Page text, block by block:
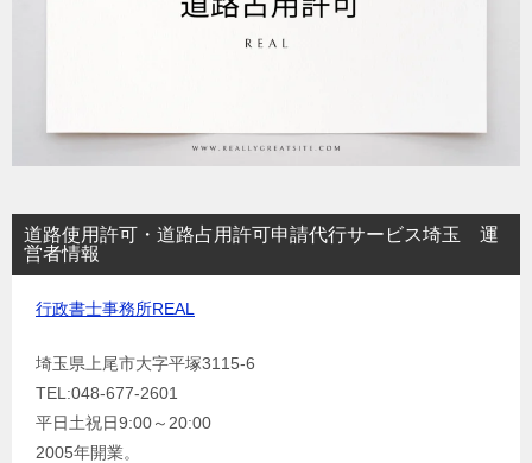
道路使用許可・道路占用許可申請代行サービス埼玉 運
営者情報
行政書士事務所REAL
埼玉県上尾市大字平塚3115-6
TEL:048-677-2601
平日土祝日9:00～20:00
2005年開業。